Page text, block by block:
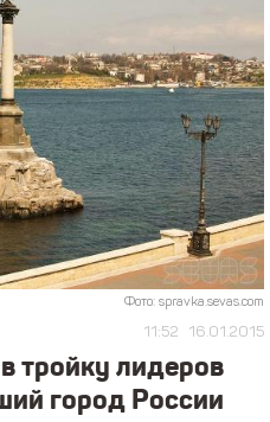
Фото: spravka.sevas.com
11:52 16.01.2015
тройку лидеров
город России